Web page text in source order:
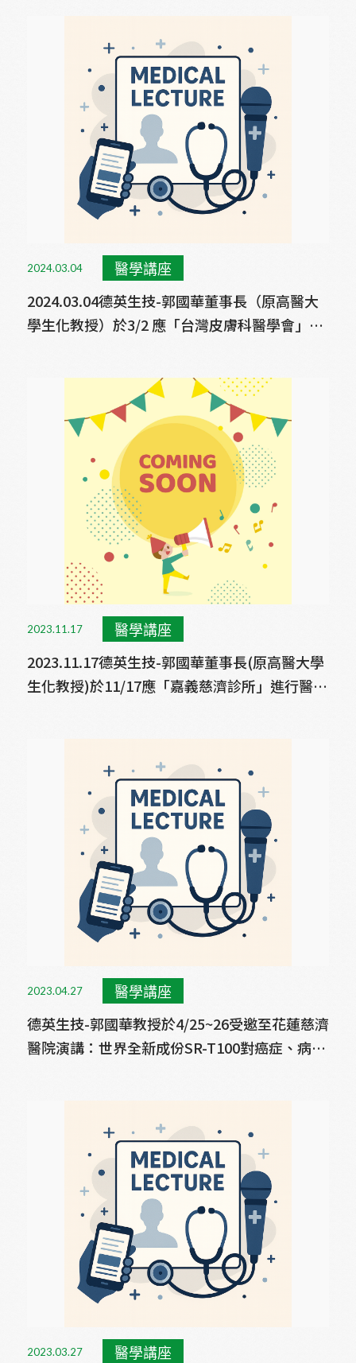
2024.03.04 醫學講座
2024.03.04德英生技-郭國華董事長（原高醫大
學生化教授）於3/2 應「台灣皮膚科醫學會」邀
2023.11.17 醫學講座
2023.11.17德英生技-郭國華董事長(原高醫大學
生化教授)於11/17應「嘉義慈濟診所」進行醫學
2023.04.27 醫學講座
德英生技-郭國華教授於4/25~26受邀至花蓮慈濟
醫院演講：世界全新成份SR-T100對癌症、病毒
2023.03.27 醫學講座